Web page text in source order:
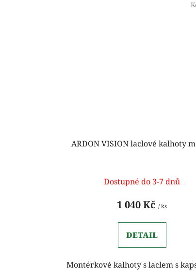
ARDON VISION laclové kalhoty
Dostupné do 3-7 dnů
1 040 Kč/ ks
DETAIL
Montérkové kalhoty s laclem s